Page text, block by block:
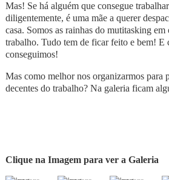
Mas! Se há alguém que consegue
diligentemente, é uma mãe a querer
casa. Somos as rainhas do mutitasking em
trabalho. Tudo tem de ficar feito e bem! E
conseguimos!
Mas como melhor nos organizarmos para
decentes do trabalho? Na galeria ficam
Clique na Imagem para ver a Galeria